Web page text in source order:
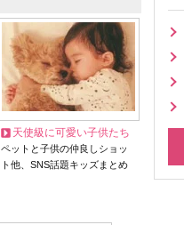
天使級に可愛い子供たち
ペットと子供の仲良しショッ
ト他、SNS話題キッズまとめ